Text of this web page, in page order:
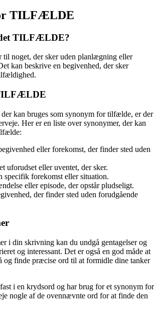
TILFÆLDE
TILFÆLDE?
noget, der sker uden planlægning eller
kan beskrive en begivenhed, der sker
kan bruges som synonym for tilfælde, er der
Her er en liste over synonymer, der kan
eller forekomst, der finder sted uden
uforudset eller uventet, der sker.
specifik forekomst eller situation.
eller episode, der opstår pludseligt.
der finder sted uden forudgående
i din skrivning kan du undgå gentagelser og
og interessant. Det er også en god måde at
og finde præcise ord til at formidle dine tanker
i en krydsord og har brug for et synonym for
nogle af de ovennævnte ord for at finde den